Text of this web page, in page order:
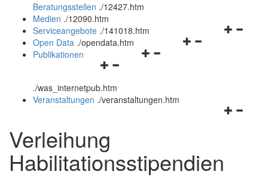
und
schließen
Beratungsstellen ./12427.htm
Medien ./12090.htm
Navigationsmenü
Serviceangebote ./141018.htm
Navigationsmenü
Open Data ./opendata.htm
Navigationsmenü
und
schließen
Publikationen
./was_internetpub.htm
Veranstaltungen ./veranstaltungen.htm
Verleihung
Habilitationsstipendien